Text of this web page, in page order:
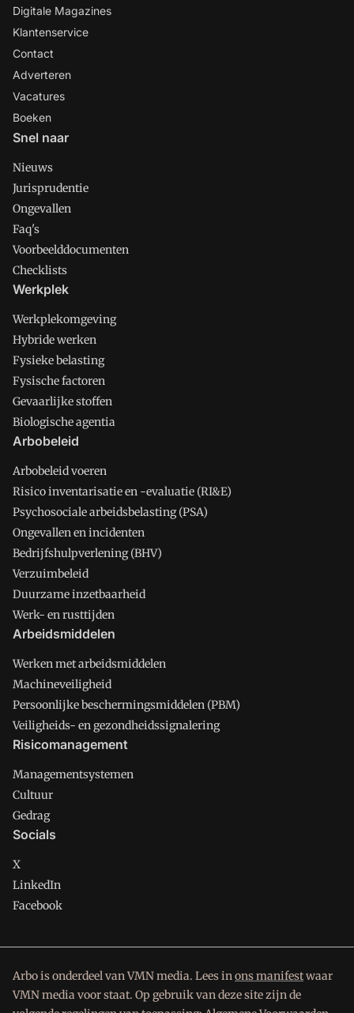
Digitale Magazines
Klantenservice
Contact
Adverteren
Vacatures
Boeken
Snel naar
Nieuws
Jurisprudentie
Ongevallen
Faq's
Voorbeelddocumenten
Checklists
Werkplek
Werkplekomgeving
Hybride werken
Fysieke belasting
Fysische factoren
Gevaarlijke stoffen
Biologische agentia
Arbobeleid
Arbobeleid voeren
Risico inventarisatie en -evaluatie (RI&E)
Psychosociale arbeidsbelasting (PSA)
Ongevallen en incidenten
Bedrijfshulpverlening (BHV)
Verzuimbeleid
Duurzame inzetbaarheid
Werk- en rusttijden
Arbeidsmiddelen
Werken met arbeidsmiddelen
Machineveiligheid
Persoonlijke beschermingsmiddelen (PBM)
Veiligheids- en gezondheidssignalering
Risicomanagement
Managementsystemen
Cultuur
Gedrag
Socials
X
LinkedIn
Facebook
Arbo is onderdeel van VMN media. Lees inons manifestwaar
VMN media voor staat. Op gebruik van deze site zijn de